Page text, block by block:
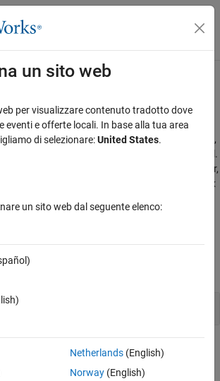
menu di navigazione
Math
math
functions to calculate their norm, modulus,
product, division, inverse, power, or exponential.
between two quaternions using the linear,
normalized-linear methods.
Aerospace Toolbox
Math
un sito web
per visualizzare contenuto tradotto dove
eventi e offerte locali. In base alla tua area
di selezionare:United States.
un sito web dal seguente elenco:
Netherlands(English)
Norway(English)